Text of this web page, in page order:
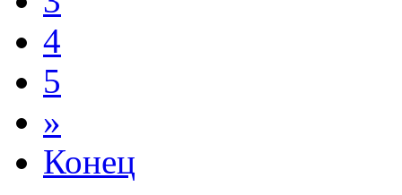
4
5
»
Конец